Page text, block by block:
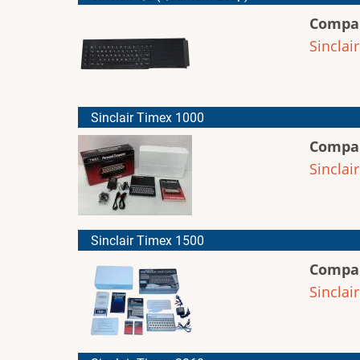
Sinclair
Sinclair Timex 1000
Sinclair
Sinclair Timex 1500
Sinclair